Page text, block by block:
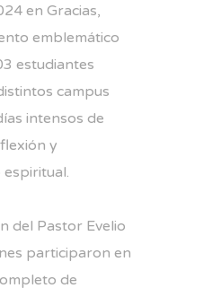
en Gracias,
emblemático
estudiantes
campus
intensos de
y
del Pastor Evelio
participaron en
de